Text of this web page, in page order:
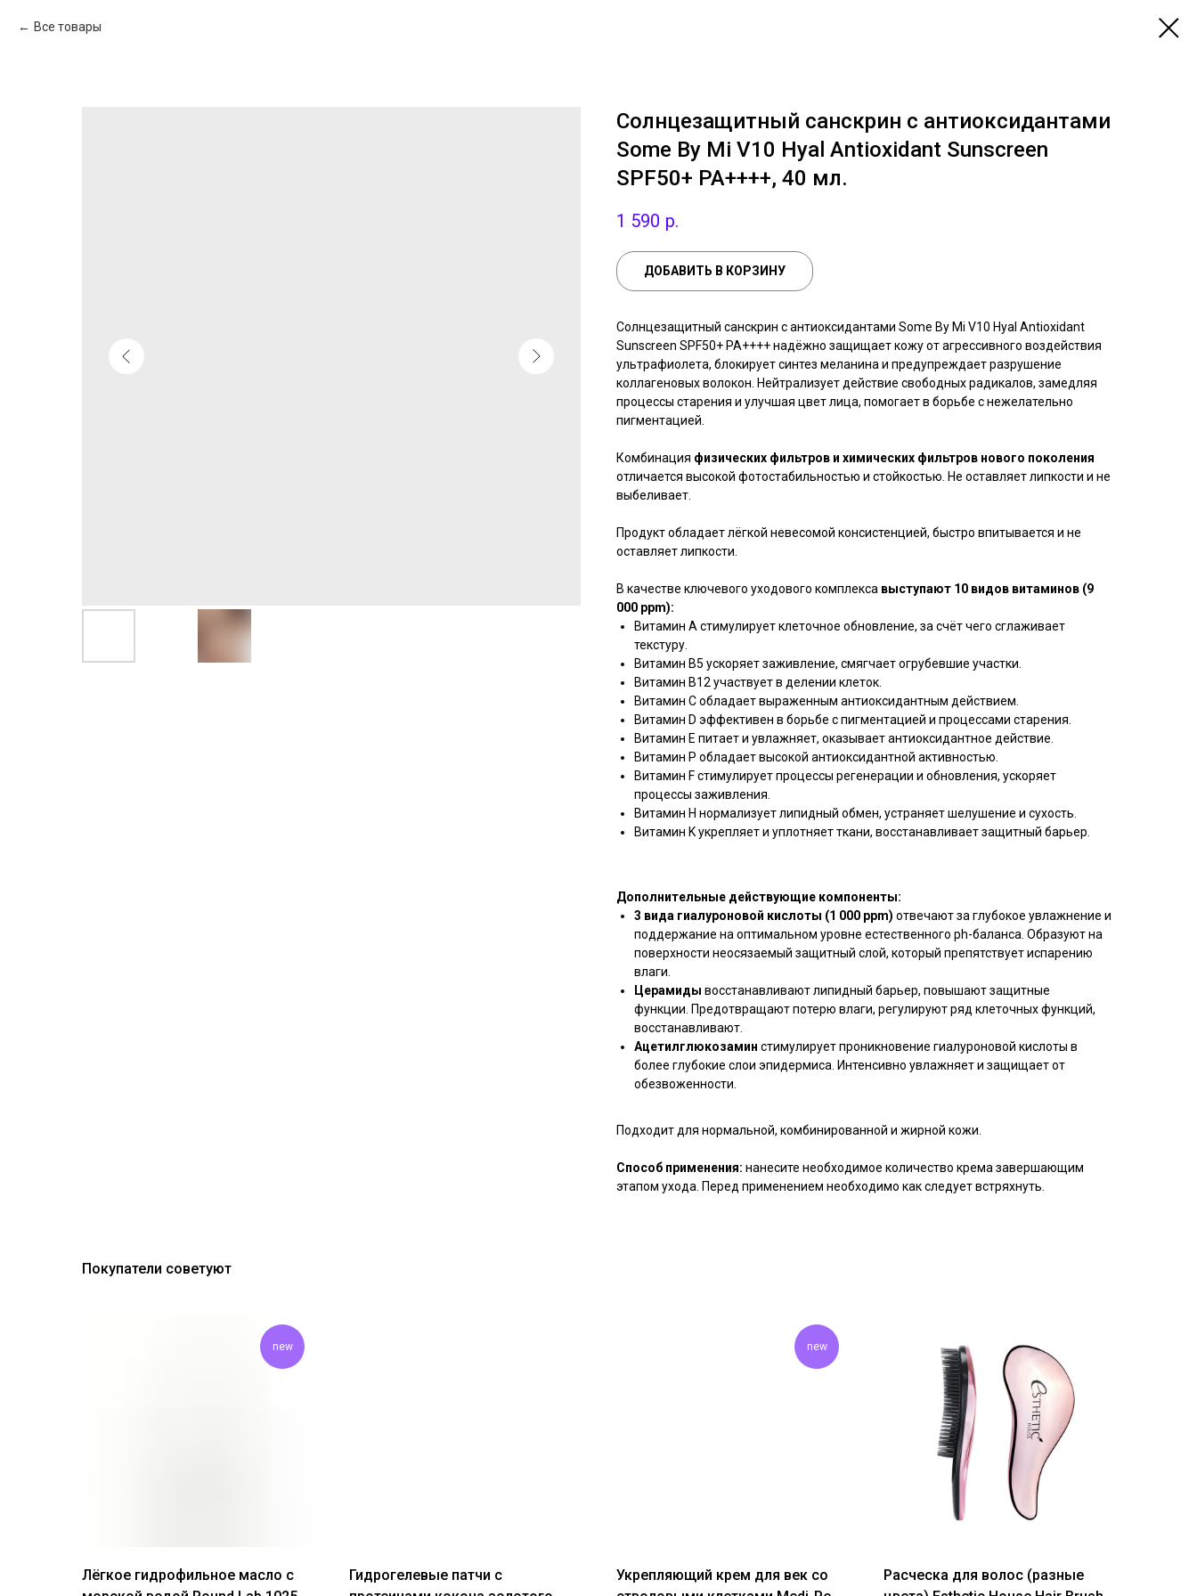
Все товары
Солнцезащитный санскрин с антиоксидантами
Some By Mi V10 Hyal Antioxidant Sunscreen
SPF50+ PA++++, 40 мл.
1 590 р.
ДОБАВИТЬ В КОРЗИНУ
Солнцезащитный санскрин с антиоксидантами Some By Mi V10 Hyal Antioxidant
Sunscreen SPF50+ PA++++ надёжно защищает кожу от агрессивного воздействия
ультрафиолета, блокирует синтез меланина и предупреждает разрушение
коллагеновых волокон. Нейтрализует действие свободных радикалов, замедляя
процессы старения и улучшая цвет лица, помогает в борьбе с нежелательно
пигментацией.
Комбинация физических фильтров и химических фильтров нового поколения
отличается высокой фотостабильностью и стойкостью. Не оставляет липкости и не
выбеливает.
Продукт обладает лёгкой невесомой консистенцией, быстро впитывается и не
оставляет липкости.
В качестве ключевого уходового комплекса выступают 10 видов витаминов (9
000 ppm):
Витамин А стимулирует клеточное обновление, за счёт чего сглаживает
текстуру.
Витамин В5 ускоряет заживление, смягчает огрубевшие участки.
Витамин В12 участвует в делении клеток.
Витамин С обладает выраженным антиоксидантным действием.
Витамин D эффективен в борьбе с пигментацией и процессами старения.
Витамин Е питает и увлажняет, оказывает антиоксидантное действие.
Витамин P обладает высокой антиоксидантной активностью.
Витамин F стимулирует процессы регенерации и обновления, ускоряет
процессы заживления.
Витамин H нормализует липидный обмен, устраняет шелушение и сухость.
Витамин K укрепляет и уплотняет ткани, восстанавливает защитный барьер.
Дополнительные действующие компоненты:
3 вида гиалуроновой кислоты (1 000 ppm) отвечают за глубокое увлажнение и
поддержание на оптимальном уровне естественного ph-баланса. Образуют на
поверхности неосязаемый защитный слой, который препятствует испарению
влаги.
Церамиды восстанавливают липидный барьер, повышают защитные
функции. Предотвращают потерю влаги, регулируют ряд клеточных функций,
восстанавливают.
Ацетилглюкозамин стимулирует проникновение гиалуроновой кислоты в
более глубокие слои эпидермиса. Интенсивно увлажняет и защищает от
обезвоженности.
Подходит для нормальной, комбинированной и жирной кожи.
Способ применения: нанесите необходимое количество крема завершающим
этапом ухода. Перед применением необходимо как следует встряхнуть.
Покупатели советуют
new
Лёгкое гидрофильное масло с
Гидрогелевые патчи с
new
Укрепляющий крем для век со
Расческа для волос (разные